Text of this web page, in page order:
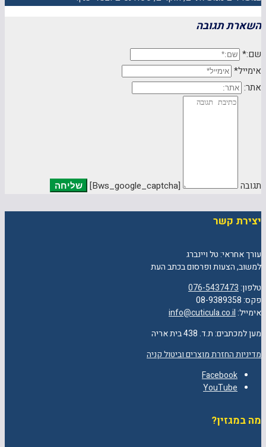
השארת תגובה
שם:*
אימייל*
אתר:
תגובה [bws_google_captcha]
יצירת קשר
עורך אחראי: טל ויינברג
למשוב, הצעות ופרסום בכתב העת
טלפון:076-5437473
פקס: 08-9389358
אימייל:info@cuticula.co.il
מען למכתבים: ת.ד. 438 בית אריה
מדיניות החזרת מוצרים וביטול קניה
Facebook
YouTube
מה במגזין?